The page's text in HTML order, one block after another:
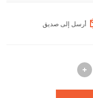
أرسل إلى صديق